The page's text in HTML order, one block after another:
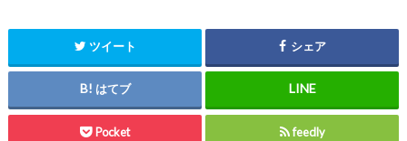
ツイート シェア
はてブ
Pocket feedly